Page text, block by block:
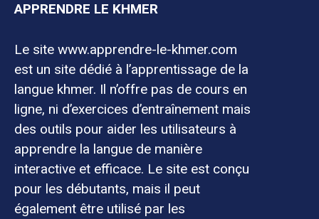
APPRENDRE LE KHMER
Le site www.apprendre-le-khmer.com
est un site dédié à l’apprentissage de la
langue khmer. Il n’offre pas de cours en
ligne, ni d’exercices d’entraînement mais
des outils pour aider les utilisateurs à
apprendre la langue de manière
interactive et efficace. Le site est conçu
pour les débutants, mais il peut
également être utilisé par les